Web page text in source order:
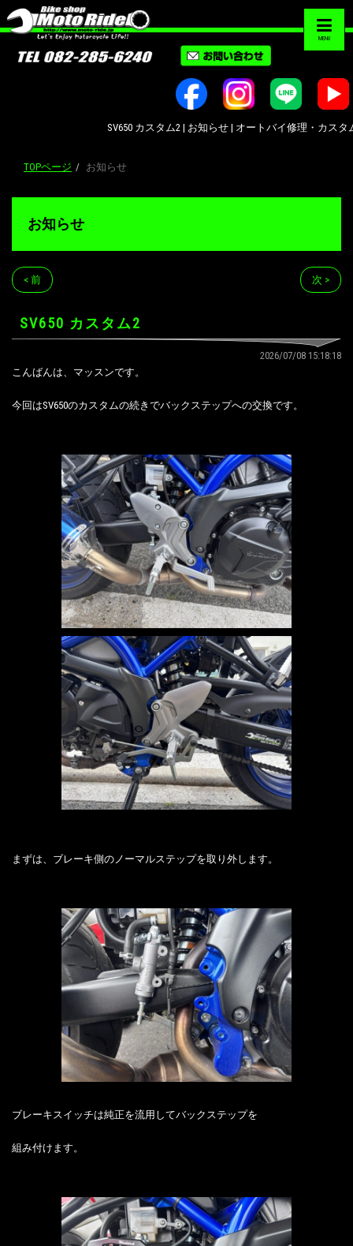
MENU
SV650 カスタム2 | お知らせ | オートバイ修理・カスタム
TOPページ お知らせ
お知らせ
< 前 次 >
SV650 カスタム2
2026/07/08 15:18:18
こんばんは、マッスンです。
今回はSV650のカスタムの続きでバックステップへの交換です。
まずは、ブレーキ側のノーマルステップを取り外します。
ブレーキスイッチは純正を流用してバックステップを
組み付けます。